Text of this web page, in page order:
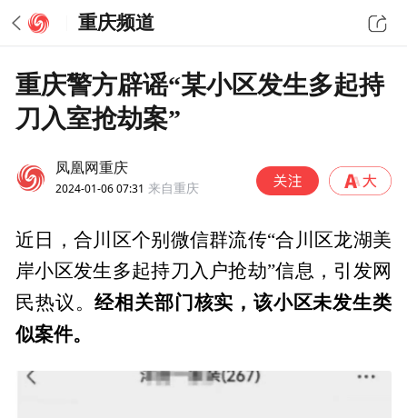
重庆频道
重庆警方辟谣“某小区发生多起持
刀入室抢劫案”
凤凰网重庆
2024-01-06 07:31 来自重庆
近日，合川区个别微信群流传“合川区龙湖美
岸小区发生多起持刀入户抢劫”信息，引发网
民热议。经相关部门核实，该小区未发生类
似案件。